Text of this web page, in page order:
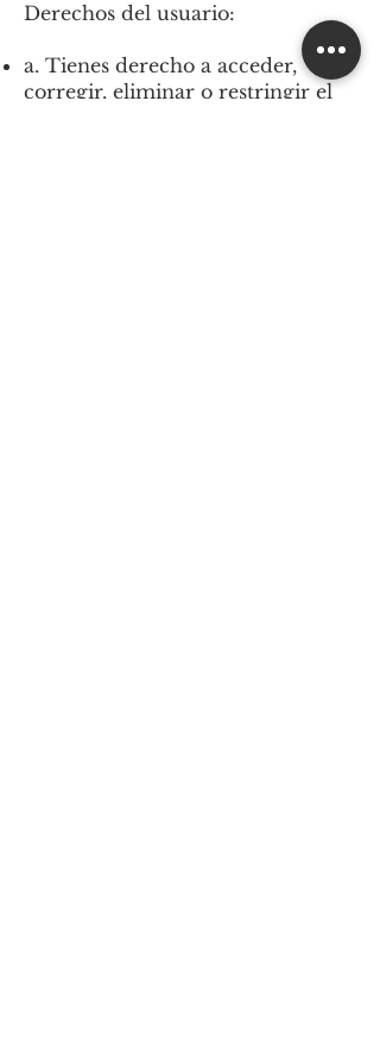
Derechos del usuario:
a. Tienes derecho a acceder,
corregir, eliminar o restringir el